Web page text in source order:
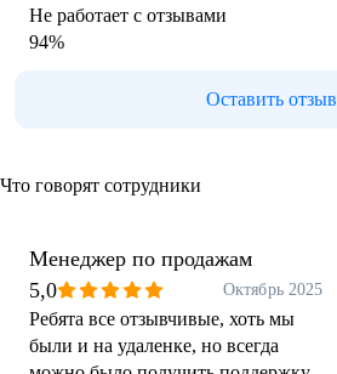
Не работает с отзывами
94%
Оставить отзыв
Что говорят сотрудники
Менеджер по продажам
5,0
Октябрь 2025
Ребята все отзывчивые, хоть мы
были и на удаленке, но всегда